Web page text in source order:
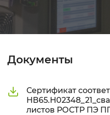
Документы
Сертификат
листов РОСТР ПЭ